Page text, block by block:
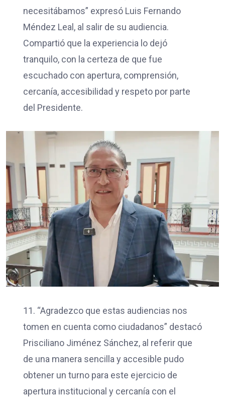
necesitábamos” expresó Luis Fernando
Méndez Leal, al salir de su audiencia.
Compartió que la experiencia lo dejó
tranquilo, con la certeza de que fue
escuchado con apertura, comprensión,
cercanía, accesibilidad y respeto por parte
del Presidente.
11. “Agradezco que estas audiencias nos
tomen en cuenta como ciudadanos” destacó
Prisciliano Jiménez Sánchez, al referir que
de una manera sencilla y accesible pudo
obtener un turno para este ejercicio de
apertura institucional y cercanía con el